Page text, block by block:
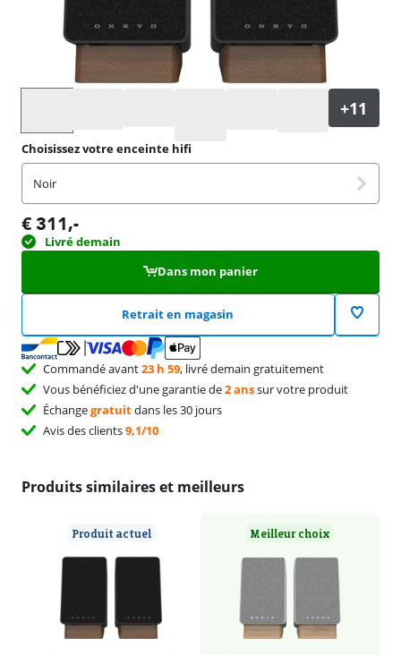
Choisissez votre enceinte hifi
Noir
€ 311,-
Livré demain
Dans mon panier
Retrait en magasin
Commandé avant23 h 59, livré demain gratuitement
Vous bénéficiez d'une garantie de2 anssur votre produit
Échangegratuitdans les 30 jours
Avis des clients9,1/10
Produits similaires et meilleurs
Produit actuel Meilleur choix